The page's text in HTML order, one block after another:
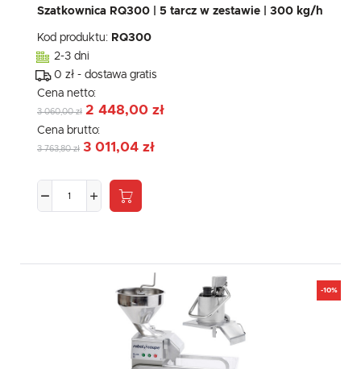
Szatkownica RQ300 | 5 tarcz w zestawie | 300 kg/h
Kod produktu: RQ300
2-3 dni
0 zł - dostawa gratis
Cena netto:
3 060,00 zł 2 448,00 zł
Cena brutto:
3 763,80 zł 3 011,04 zł
-10%